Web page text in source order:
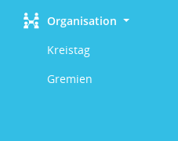
Organisation
Kreistag
Gremien